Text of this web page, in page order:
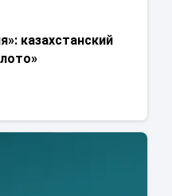
казахстанский